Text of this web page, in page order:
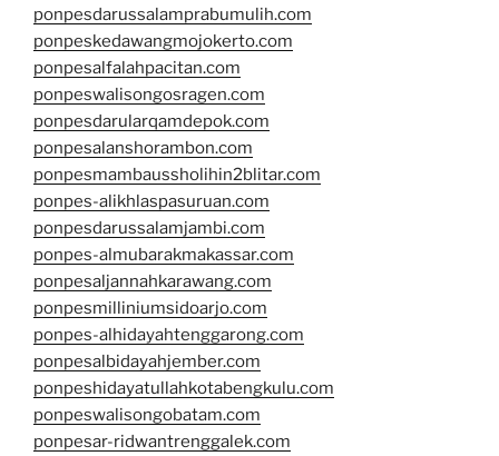
ponpesdarussalamprabumulih.com
ponpeskedawangmojokerto.com
ponpesalfalahpacitan.com
ponpeswalisongosragen.com
ponpesdarularqamdepok.com
ponpesalanshorambon.com
ponpesmambaussholihin2blitar.com
ponpes-alikhlaspasuruan.com
ponpesdarussalamjambi.com
ponpes-almubarakmakassar.com
ponpesaljannahkarawang.com
ponpesmilliniumsidoarjo.com
ponpes-alhidayahtenggarong.com
ponpesalbidayahjember.com
ponpeshidayatullahkotabengkulu.com
ponpeswalisongobatam.com
ponpesar-ridwantrenggalek.com